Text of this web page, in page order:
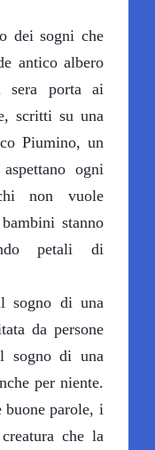
dei sogni che
antico albero
sera porta ai
scritti su una
Piumino, un
ogni
non vuole
stanno
petali di
sogno di una
da persone
sogno di una
per niente.
parole, i
che la